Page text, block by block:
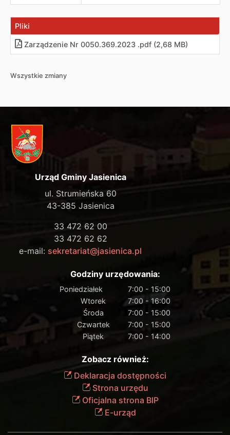
Pliki
Zarządzenie Nr 0050.369.2023 .pdf (2,68 MB)
Wszystkie zmiany
Urząd Gminy Jasienica
ul. Strumieńska 60
43-385 Jasienica
33 472 62 00
33 472 62 62
e-mail: sekretariat@jasienica.pl
Godziny urzędowania:
Poniedziałek
7:00 - 15:00
Wtorek
7:00 - 16:00
Środa
7:00 - 15:00
Czwartek
7:00 - 15:00
Piątek
7:00 - 14:00
Zobacz również:
Deklaracja dostępności
Strona urzędu
Oficjalna strona BIP
E-urząd